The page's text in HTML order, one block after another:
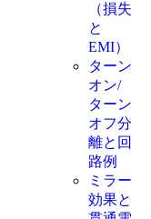
（損失
と
EMI）
ターン
オン/
ターン
オフ分
離と回
路例
ミラー
効果と